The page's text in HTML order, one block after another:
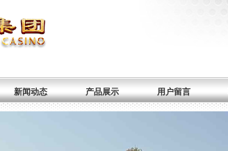
新闻动态 产品展示 用户留言